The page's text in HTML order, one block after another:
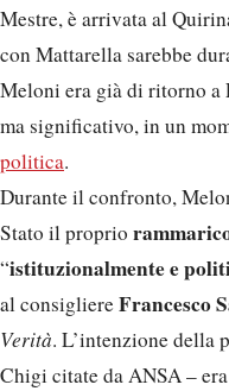
Mestre, è arrivata al
con Mattarella sarebbe
Meloni era già di ritorno a
ma significativo, in un
politica.
Durante il confronto,
Stato il proprio
“istituzionalmente e
al consigliereFrancesco
Verità. L’intenzione della
Chigi citate da ANSA –